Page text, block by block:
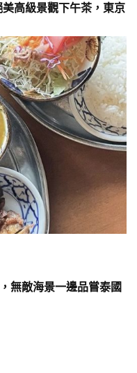
美高級景觀下午茶，東京
無敵海景一邊品嘗泰國